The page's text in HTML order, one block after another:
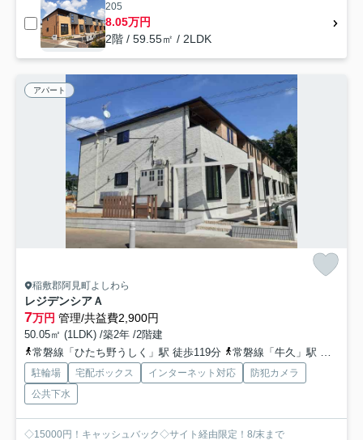
205
8.05万円
2階 / 59.55㎡ / 2LDK
アパート
稲敷郡阿見町よしわら
レジデンシアＡ
7万円 管理/共益費2,900円
50.05㎡ (1LDK) /築2年 /2階建
常磐線「ひたち野うしく」駅 徒歩119分
常磐線「牛久」駅 徒歩133分
駐輪場 宅配ボックス インターネット対応
防犯カメラ
公共下水
◇15000円！キャッシュバック◇サイト経由限定！8/末まで